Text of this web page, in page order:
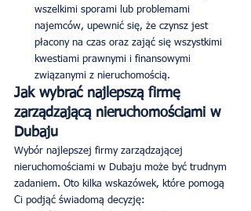
wszelkimi sporami lub problemami
najemców, upewnić się, że czynsz jest
płacony na czas oraz zająć się wszystkimi
kwestiami prawnymi i finansowymi
związanymi z nieruchomością.
Jak wybrać najlepszą firmę
zarządzającą nieruchomościami w
Dubaju
Wybór najlepszej firmy zarządzającej
nieruchomościami w Dubaju może być trudnym
zadaniem. Oto kilka wskazówek, które pomogą
Ci podjąć świadomą decyzję: